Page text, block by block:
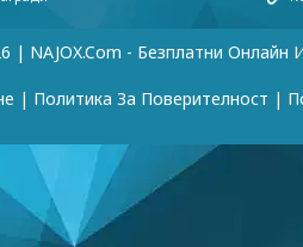
| NAJOX.com - Безплатни Онлайн
| Политика За Поверителност |